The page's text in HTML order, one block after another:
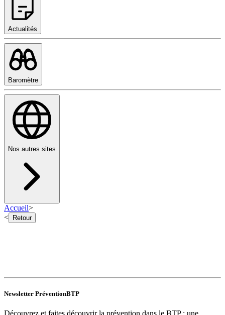
Actualités
Baromètre
Nos autres sites
Accueil>
<
Retour
Newsletter PréventionBTP
Découvrez et faites découvrir la prévention dans le BTP : une